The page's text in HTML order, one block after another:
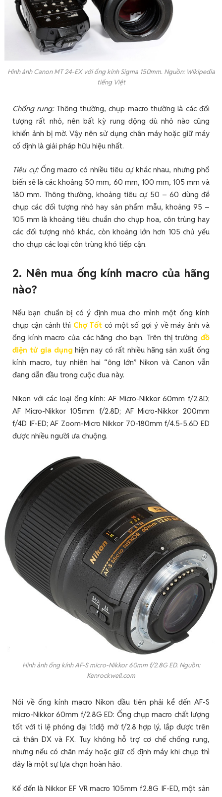
Hình ảnh Canon MT 24-EX với ống kính Sigma 150mm. Nguồn: Wikipedia
tiếng Việt
Chống rung:Thông thường, chụp macro thường là các đối
tượng rất nhỏ, nên bất kỳ rung động dù nhỏ nào cũng
khiến ảnh bị mờ. Vậy nên sử dụng chân máy hoặc giữ máy
cố định là giải pháp hữu hiệu nhất.
Tiêu cự:Ống macro có nhiều tiêu cự khác nhau, nhưng phổ
biến sẽ là các khoảng 50 mm, 60 mm, 100 mm, 105 mm và
180 mm. Thông thường, khoảng tiêu cự 50 – 60 dùng để
chụp các đối tượng nhỏ hay sản phẩm mẫu, khoảng 95 –
105 mm là khoảng tiêu chuẩn cho chụp hoa, côn trùng hay
các đối tượng nhỏ khác, còn khoảng lớn hơn 105 chủ yếu
cho chụp các loại côn trùng khó tiếp cận.
2. Nên mua ống kính macro của hãng
nào?
Nếu bạn chuẩn bị có ý định mua cho mình một ống kính
chụp cận cảnh thì Chợ Tốtcó một số gợi ý về máy ảnh và
ống kính macro của các hãng cho bạn. Trên thị trường đồ
điện tử gia dụng hiện nay có rất nhiều hãng sản xuất ống
kính macro, tuy nhiên hai “ông lớn” Nikon và Canon vẫn
đang dẫn đầu trong cuộc đua này.
Nikon với các loại ống kính: AF Micro-Nikkor 60mm f/2.8D;
AF Micro-Nikkor 105mm f/2.8D; AF Micro-Nikkor 200mm
f/4D IF-ED; AF Zoom-Micro Nikkor 70-180mm f/4.5-5.6D ED
được nhiều người ưa chuộng.
Hình ảnh ống kính AF-S micro-Nikkor 60mm f/2.8G ED. Nguồn:
Kenrockwell.com
Nói về ống kính macro Nikon đầu tiên phải kể đến AF-S
micro-Nikkor 60mm f/2.8G ED: Ống chụp macro chất lượng
tốt với tỉ lệ phóng đại 1:1độ mở f/2.8 hợp lý, lắp được trên
cả thân DX và FX. Tuy không hỗ trợ cơ chế chống rung,
nhưng nếu có chân máy hoặc giữ cố định máy khi chụp thì
đây là một sự lựa chọn hoàn hảo.
Kế đến là Nikkor EF VR macro 105mm f2.8G IF-ED, một sản